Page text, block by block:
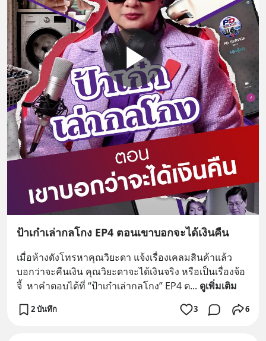
ป้าเก๋าเล่ากลโกง EP4 ตอนเขาบอกจะได้เงินคืน
เมื่อห้างดังโทรหาคุณวิยะดา แจ้งเรื่องเคลมสินค้าแล้ว
บอกว่าจะคืนเงิน คุณวิยะดาจะได้เงินจริง หรือเป็นเรื่องจ้อ
จี้  หาคำตอบได้ที่ “ป้าเก๋าเล่ากลโกง” EP4 ต... ดูเพิ่มเติม
2 บันทึก 3 6